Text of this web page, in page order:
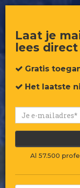
Laat je
lees
Gratis
Het laatste
Al 57.500